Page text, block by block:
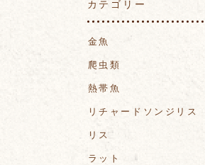
カテゴリー
金魚
爬虫類
熱帯魚
リチャードソンジリス
リス
ラット